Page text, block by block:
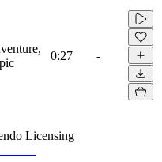
0:27 -
Licensing